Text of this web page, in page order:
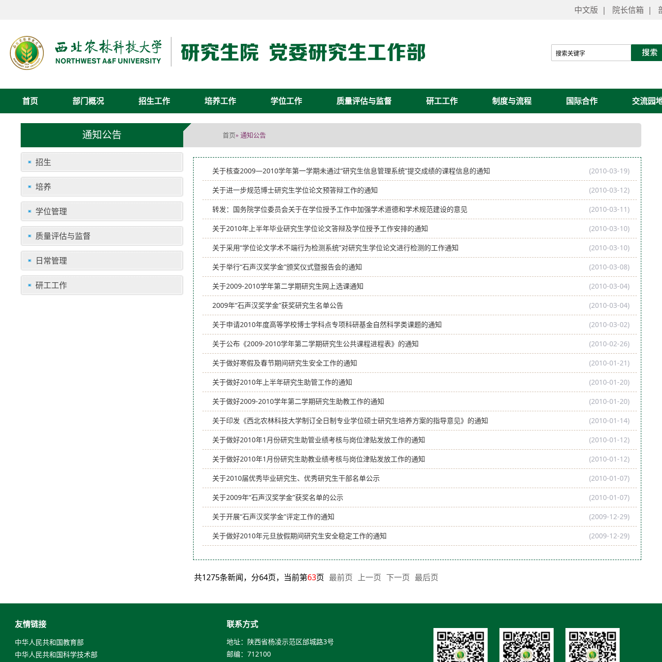
中文版 | 院长信箱 |
首页 部门概况 招生工作 培养工作 学位工作 质量评估与监督 研工工作 制度与流程 国际合作 交流园
通知公告 首页» 通知公告
招生
培养
学位管理
质量评估与监督
日常管理
研工工作
(2010-03-19)
关于核查2009—2010学年第一学期未通过“研究生信息管理系统”提交成绩的课程信息的通知
(2010-03-12)
关于进一步规范博士研究生学位论文预答辩工作的通知
(2010-03-11)
转发：国务院学位委员会关于在学位授予工作中加强学术道德和学术规范建设的意见
(2010-03-10)
关于2010年上半年毕业研究生学位论文答辩及学位授予工作安排的通知
(2010-03-10)
关于采用“学位论文学术不端行为检测系统”对研究生学位论文进行检测的工作通知
(2010-03-08)
关于举行“石声汉奖学金”颁奖仪式暨报告会的通知
(2010-03-04)
关于2009-2010学年第二学期研究生网上选课通知
(2010-03-04)
2009年“石声汉奖学金”获奖研究生名单公告
(2010-03-02)
关于申请2010年度高等学校博士学科点专项科研基金自然科学类课题的通知
(2010-02-26)
关于公布《2009-2010学年第二学期研究生公共课程进程表》的通知
(2010-01-21)
关于做好寒假及春节期间研究生安全工作的通知
(2010-01-20)
关于做好2010年上半年研究生助管工作的通知
(2010-01-20)
关于做好2009-2010学年第二学期研究生助教工作的通知
(2010-01-14)
关于印发《西北农林科技大学制订全日制专业学位硕士研究生培养方案的指导意见》的通知
(2010-01-12)
关于做好2010年1月份研究生助管业绩考核与岗位津贴发放工作的通知
(2010-01-12)
关于做好2010年1月份研究生助教业绩考核与岗位津贴发放工作的通知
(2010-01-07)
关于2010届优秀毕业研究生、优秀研究生干部名单公示
(2010-01-07)
关于2009年“石声汉奖学金”获奖名单的公示
(2009-12-29)
关于开展“石声汉奖学金”评定工作的通知
(2009-12-29)
关于做好2010年元旦放假期间研究生安全稳定工作的通知
共1275条新闻，分64页，当前第63页 最前页 上一页 下一页 最后页
友情链接
中华人民共和国教育部
中华人民共和国科学技术部
联系方式
地址：陕西省杨凌示范区邰城路3号
邮编：712100